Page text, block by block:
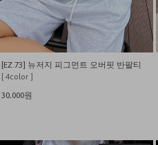
[EZ.73] 뉴저지 피그먼트 오버핏 반팔티
[ 4color ]
30,000원